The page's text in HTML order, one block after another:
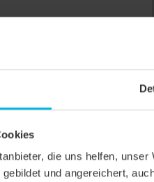
die uns helfen,
und angereichert,
sind nur
mit Zusatzmaßnahmen